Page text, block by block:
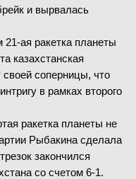
и вырвалась
21-ая ракетка планеты
казахстанская
своей соперницы, что
в рамках второго
ракетка планеты не
Рыбакина сделала
закончился
со счетом 6-1.